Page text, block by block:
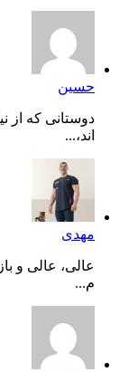
حسین
دوستانی که از
اند،...
مهدی
عالی، عالی و
م...